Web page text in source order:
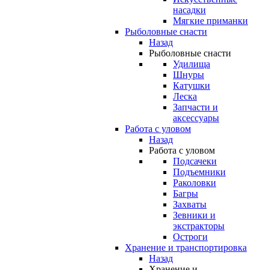
насадки
Мягкие приманки
Рыболовные снасти
Назад
Рыболовные снасти
Удилища
Шнуры
Катушки
Леска
Запчасти и
аксессуары
Работа с уловом
Назад
Работа с уловом
Подсачеки
Подъемники
Раколовки
Багры
Захваты
Зевники и
экстракторы
Остроги
Хранение и транспортировка
Назад